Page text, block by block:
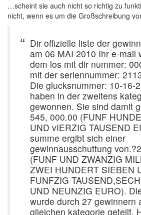
…scheint sie auch nicht so richtig zu
nicht, wenn es um die Großschreibung
Dir offizielle liste der
am 06 MAI 2010 Ihr e-mail
dem los mit dir nummer:
mit der seriennummer:
Die glucksnummer: 10-16-
haben in der zweitens
gewonnen. Sie sind damit
545, 000.00 (FUNF
UND vIERZIG TAUSEND
summe ergibt sich einer
gewinnausschuttung
(FUNF UND ZWANZIG
ZWEI HUNDERT SIEBEN
FUNFZIG
UND NEUNZIG EURO).
wurde durch 27 gewinnern
glieichen kategorie geteilt.